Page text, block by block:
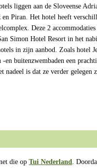
liggen aan de Sloveense
Piran. Het hotel heeft
Deze 2
Simon Hotel Resort in het
in zijn aanbod. Zoals hotel
buitenzwembaden een
nadeel is dat ze verder gelegen
die op Tui Nederland .